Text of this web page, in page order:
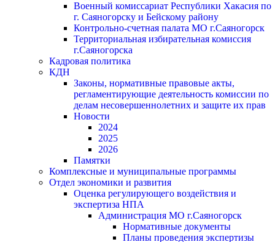
Военный комиссариат Республики Хакасия по
г. Саяногорску и Бейскому району
Контрольно-счетная палата МО г.Саяногорск
Территориальная избирательная комиссия
г.Саяногорска
Кадровая политика
КДН
Законы, нормативные правовые акты,
регламентирующие деятельность комиссии по
делам несовершеннолетних и защите их прав
Новости
2024
2025
2026
Памятки
Комплексные и муниципальные программы
Отдел экономики и развития
Оценка регулирующего воздействия и
экспертиза НПА
Администрация МО г.Саяногорск
Нормативные документы
Планы проведения экспертизы